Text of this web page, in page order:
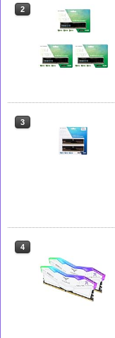
2
3
4